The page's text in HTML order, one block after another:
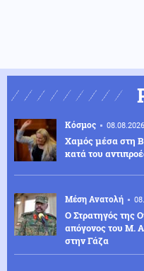
Κόσμος
Χαμός μέσα στη
κατά του
Μέση Ανατολή
Ο Στρατηγός της
απόγονος του Μ.
στην Γάζα